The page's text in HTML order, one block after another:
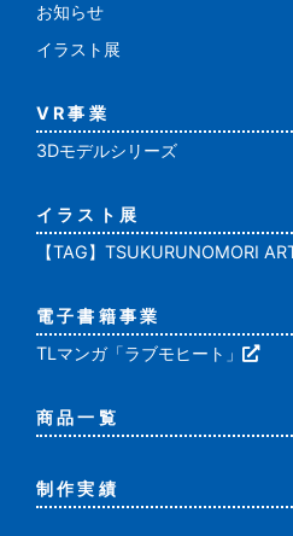
お知らせ
イラスト展
VR事業
3Dモデルシリーズ
イラスト展
【TAG】TSUKURUNOMORI
電子書籍事業
TLマンガ「ラブモヒート」
商品一覧
制作実績